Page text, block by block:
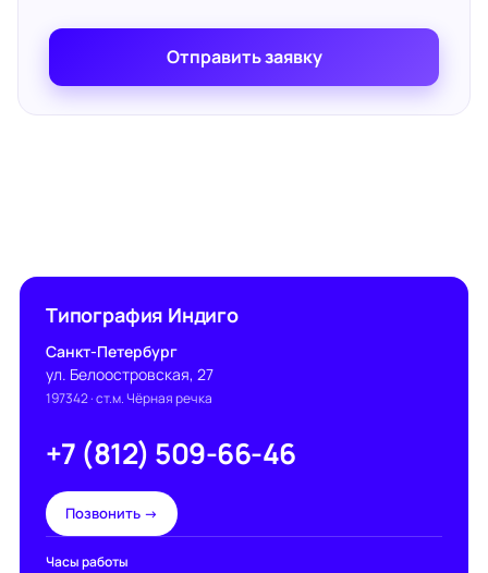
Отправить заявку
Типография Индиго
Санкт-Петербург
ул. Белоостровская, 27
197342· ст.м. Чёрная речка
+7 (812) 509-66-46
Позвонить →
Часы работы